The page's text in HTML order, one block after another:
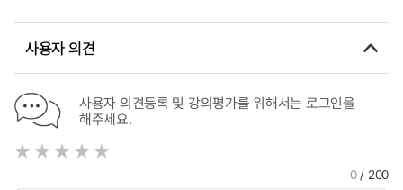
study of Korea and Mongolia
사용자 의견
사용자 의견등록 및 강의평가를 위해서는 로그인을
해주세요.
0/ 200